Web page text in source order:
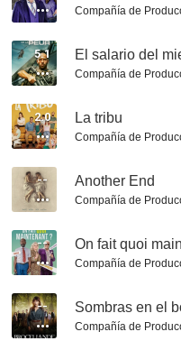
10
Zig & Sharko
Compañía de
5.1 El salario del
Compañía de
2.0 La tribu
Compañía de
-- Another End
Compañía de
-- On fait quoi
Compañía de
-- Sombras en el
Compañía de